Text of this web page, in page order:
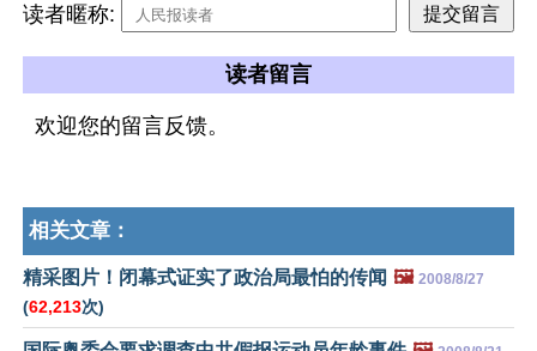
读者暱称:
读者留言
欢迎您的留言反馈。
相关文章：
精采图片！闭幕式证实了政治局最怕的传闻 🖼️ 2008/8/27
(62,213次)